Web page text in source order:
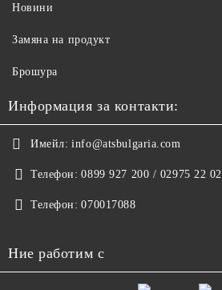
Новини
Замяна на продукт
Брошура
Информация за контакти:
Имейл: info@atsbulgaria.com
Телефон: 0899 927 200 / 02975 22 02
Телефон: 070017088
Ние работим с